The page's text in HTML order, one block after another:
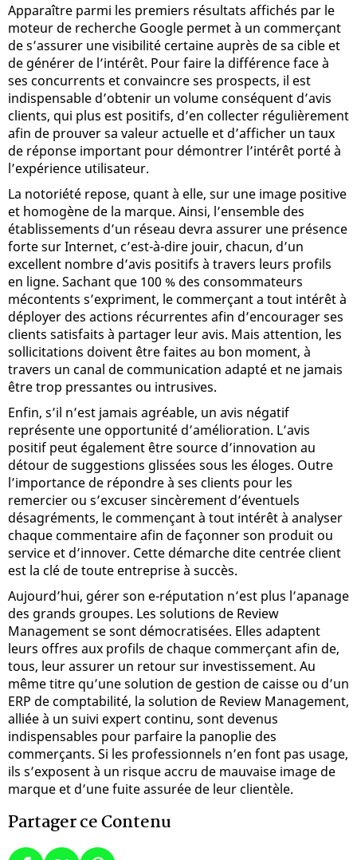
Apparaître parmi les premiers résultats affichés par le
moteur de recherche Google permet à un commerçant
de s’assurer une visibilité certaine auprès de sa cible et
de générer de l’intérêt. Pour faire la différence face à
ses concurrents et convaincre ses prospects, il est
indispensable d’obtenir un volume conséquent d’avis
clients, qui plus est positifs, d’en collecter régulièrement
afin de prouver sa valeur actuelle et d’afficher un taux
de réponse important pour démontrer l’intérêt porté à
l’expérience utilisateur.
La notoriété repose, quant à elle, sur une image positive
et homogène de la marque. Ainsi, l’ensemble des
établissements d’un réseau devra assurer une présence
forte sur Internet, c’est-à-dire jouir, chacun, d’un
excellent nombre d’avis positifs à travers leurs profils
en ligne. Sachant que 100 % des consommateurs
mécontents s’expriment, le commerçant a tout intérêt à
déployer des actions récurrentes afin d’encourager ses
clients satisfaits à partager leur avis. Mais attention, les
sollicitations doivent être faites au bon moment, à
travers un canal de communication adapté et ne jamais
être trop pressantes ou intrusives.
Enfin, s’il n’est jamais agréable, un avis négatif
représente une opportunité d’amélioration. L’avis
positif peut également être source d’innovation au
détour de suggestions glissées sous les éloges. Outre
l’importance de répondre à ses clients pour les
remercier ou s’excuser sincèrement d’éventuels
désagréments, le commençant à tout intérêt à analyser
chaque commentaire afin de façonner son produit ou
service et d’innover. Cette démarche dite centrée client
est la clé de toute entreprise à succès.
Aujourd’hui, gérer son e-réputation n’est plus l’apanage
des grands groupes. Les solutions de Review
Management se sont démocratisées. Elles adaptent
leurs offres aux profils de chaque commerçant afin de,
tous, leur assurer un retour sur investissement. Au
même titre qu’une solution de gestion de caisse ou d’un
ERP de comptabilité, la solution de Review Management,
alliée à un suivi expert continu, sont devenus
indispensables pour parfaire la panoplie des
commerçants. Si les professionnels n’en font pas usage,
ils s’exposent à un risque accru de mauvaise image de
marque et d’une fuite assurée de leur clientèle.
Partager ce Contenu